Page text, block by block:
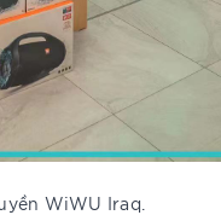
WiWU Iraq.